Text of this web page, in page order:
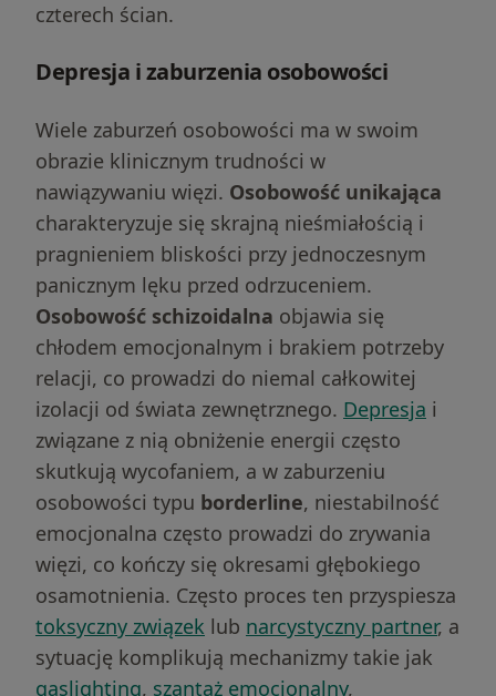
czterech ścian.
Depresja i zaburzenia osobowości
Wiele zaburzeń osobowości ma w swoim
obrazie klinicznym trudności w
nawiązywaniu więzi. Osobowość unikająca
charakteryzuje się skrajną nieśmiałością i
pragnieniem bliskości przy jednoczesnym
panicznym lęku przed odrzuceniem.
Osobowość schizoidalna objawia się
chłodem emocjonalnym i brakiem potrzeby
relacji, co prowadzi do niemal całkowitej
izolacji od świata zewnętrznego. Depresja i
związane z nią obniżenie energii często
skutkują wycofaniem, a w zaburzeniu
osobowości typu borderline, niestabilność
emocjonalna często prowadzi do zrywania
więzi, co kończy się okresami głębokiego
osamotnienia. Często proces ten przyspiesza
toksyczny związek lub narcystyczny partner, a
sytuację komplikują mechanizmy takie jak
gaslighting, szantaż emocjonalny,